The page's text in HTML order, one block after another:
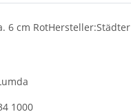
6 cm RotHersteller:Städter
1000